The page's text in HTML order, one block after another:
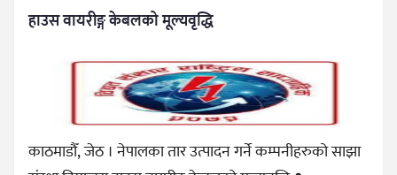
हाउस वायरीङ्ग केबलको मूल्यवृद्धि
काठमाडौँ, जेठ । नेपालका तार उत्पादन गर्ने कम्पनीहरुको साझा